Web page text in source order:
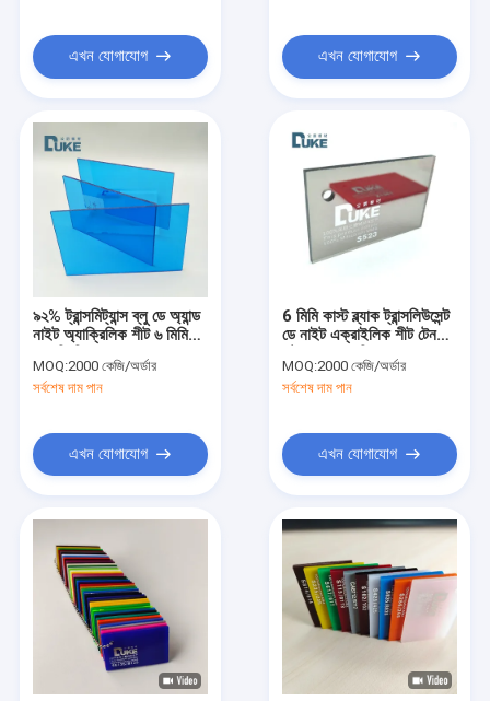
এখন যোগাযোগ এখন যোগাযোগ
৯২% ট্রান্সমিট্যান্স ব্লু ডে অ্যান্ড
নাইট অ্যাক্রিলিক শীট ৬ মিমি
MOQ:2000 কেজি/অর্ডার
সর্বশেষ দাম পান
এখন যোগাযোগ
6 মিমি কাস্ট ব্ল্যাক ট্রান্সলিউসেন্ট
ডে নাইট এক্রাইলিক শীট টেনসিল
MOQ:2000 কেজি/অর্ডার
সর্বশেষ দাম পান
এখন যোগাযোগ